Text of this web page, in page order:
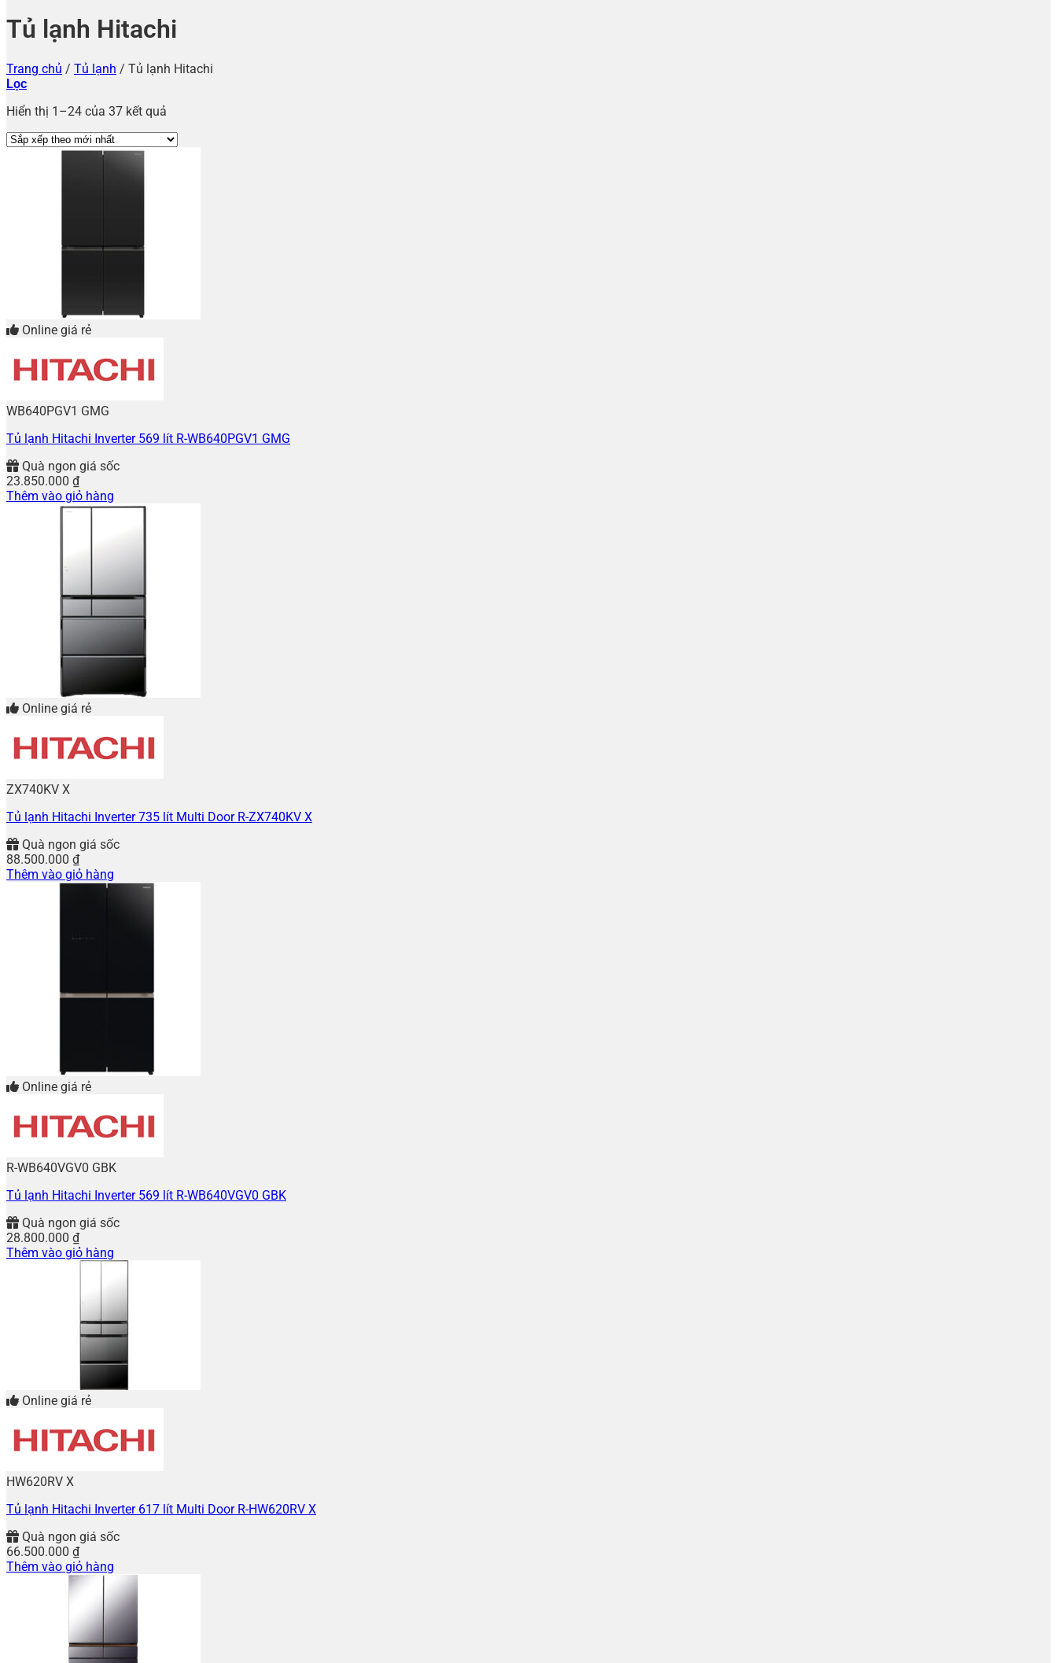
Tủ lạnh Hitachi
Trang chủ / Tủ lạnh / Tủ lạnh Hitachi
Lọc
Hiển thị 1–24 của 37 kết quả
Online giá rẻ
WB640PGV1 GMG
Tủ lạnh Hitachi Inverter 569 lít R-WB640PGV1 GMG
Quà ngon giá sốc
23.850.000 ₫
Thêm vào giỏ hàng
Online giá rẻ
ZX740KV X
Tủ lạnh Hitachi Inverter 735 lít Multi Door R-ZX740KV X
Quà ngon giá sốc
88.500.000 ₫
Thêm vào giỏ hàng
Online giá rẻ
R-WB640VGV0 GBK
Tủ lạnh Hitachi Inverter 569 lít R-WB640VGV0 GBK
Quà ngon giá sốc
28.800.000 ₫
Thêm vào giỏ hàng
Online giá rẻ
HW620RV X
Tủ lạnh Hitachi Inverter 617 lít Multi Door R-HW620RV X
Quà ngon giá sốc
66.500.000 ₫
Thêm vào giỏ hàng